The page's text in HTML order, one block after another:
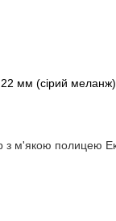
мм (сірий меланж)